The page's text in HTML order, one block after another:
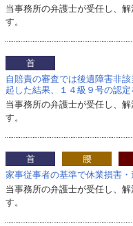
当事務所の弁護士が受任し、
す。
首
自賠責の審査では後遺障害非
起した結果、１４級９号の認
当事務所の弁護士が受任し、
す。
首 腰
家事従事者の基準で休業損害
当事務所の弁護士が受任し、
す。